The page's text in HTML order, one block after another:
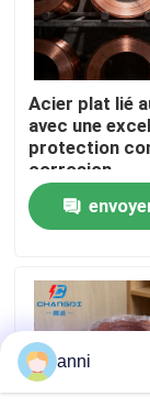
Visite d'usine
Contrôle de
Contact
Tous les cas
Demande
Acier plat lié
avec une
protection
corrosion
anni